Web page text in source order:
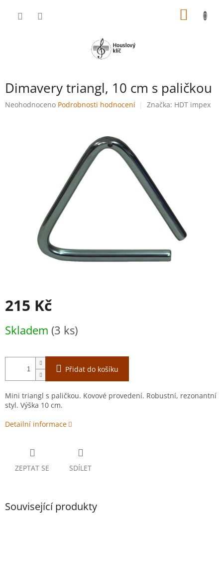
Dimavery triangl, 10 cm s paličkou
Průměrné
Neohodnoceno Podrobnosti hodnocení Značka: HDT impex
215 Kč
cena:
Skladem (3 ks)
Přidat do košíku
Mini triangl s paličkou. Kovové provedení. Robustní, rezonantní
styl. Výška 10 cm.
Detailní informace
ZEPTAT SE SDÍLET
Související produkty